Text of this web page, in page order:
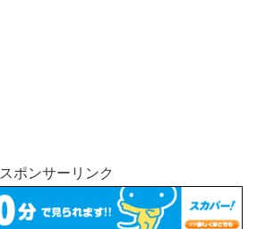
スポンサーリンク